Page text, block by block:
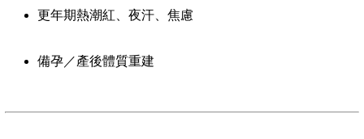
更年期熱潮紅、夜汗、焦慮
備孕／產後體質重建